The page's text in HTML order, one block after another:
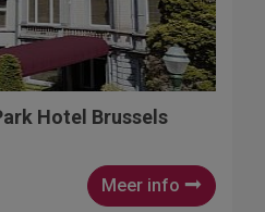
Hotel Brussels
Meer info